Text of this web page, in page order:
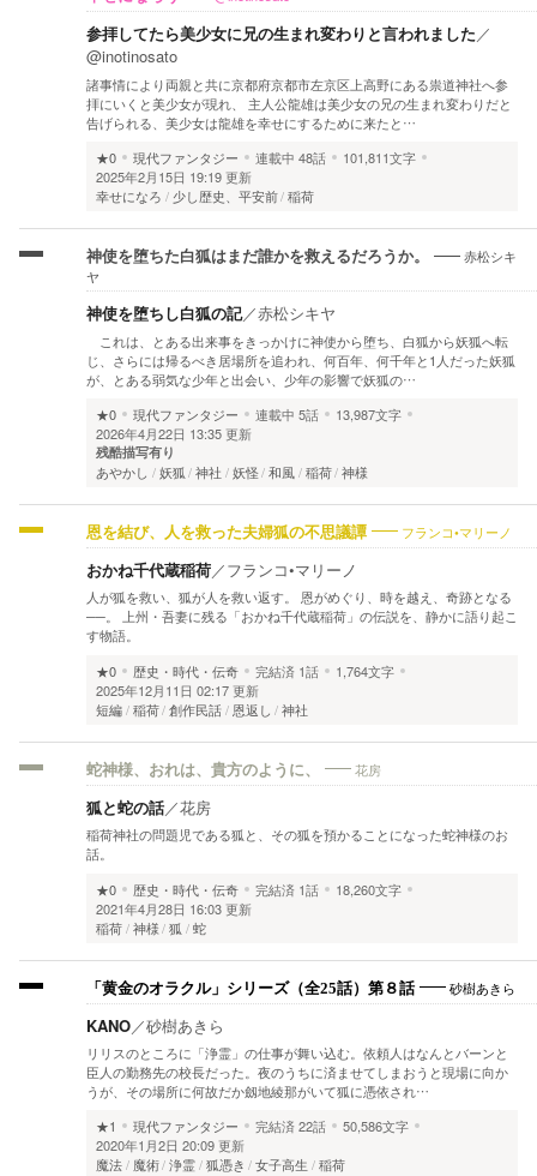
参拝してたら美少女に兄の生まれ変わりと言われました／
@inotinosato
諸事情により両親と共に京都府京都市左京区上高野にある祟道神社へ参
拝にいくと美少女が現れ、 主人公龍雄は美少女の兄の生まれ変わりだと
告げられる、美少女は龍雄を幸せにするために来たと…
★0
現代ファンタジー 連載中 48話
101,811文字
2025年2月15日 19:19 更新
幸せになろ
少し歴史、平安前 稲荷
神使を堕ちた白狐はまだ誰かを救えるだろうか。
赤松シキ
ヤ
神使を堕ちし白狐の記／赤松シキヤ
これは、とある出来事をきっかけに神使から堕ち、白狐から妖狐へ転
じ、さらには帰るべき居場所を追われ、何百年、何千年と1人だった妖狐
が、とある弱気な少年と出会い、少年の影響で妖狐の…
★0
現代ファンタジー 連載中 5話
13,987文字
2026年4月22日 13:35 更新
残酷描写有り
あやかし 妖狐 神社 妖怪 和風 稲荷 神様
恩を結び、人を救った夫婦狐の不思議譚 フランコ•マリーノ
おかね千代蔵稲荷／フランコ•マリーノ
人が狐を救い、狐が人を救い返す。 恩がめぐり、時を越え、奇跡となる
──。 上州・吾妻に残る「おかね千代蔵稲荷」の伝説を、静かに語り起こ
す物語。
★0
歴史・時代・伝奇 完結済 1話
1,764文字
2025年12月11日 02:17 更新
短編 稲荷 創作民話 恩返し 神社
蛇神様、おれは、貴方のように、 花房
狐と蛇の話／花房
稲荷神社の問題児である狐と、その狐を預かることになった蛇神様のお
話。
★0
歴史・時代・伝奇 完結済 1話
18,260文字
2021年4月28日 16:03 更新
稲荷 神様 狐 蛇
「黄金のオラクル」シリーズ（全25話）第８話 砂樹あきら
KANO／砂樹あきら
リリスのところに「浄霊」の仕事が舞い込む。依頼人はなんとバーンと
臣人の勤務先の校長だった。夜のうちに済ませてしまおうと現場に向か
うが、その場所に何故だか劔地綾那がいて狐に憑依され…
★1
現代ファンタジー 完結済22話
50,586文字
2020年1月2日 20:09 更新
魔法
魔術 浄霊 狐憑き 女子高生 稲荷